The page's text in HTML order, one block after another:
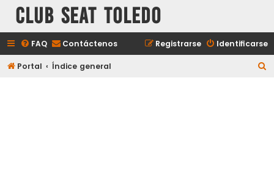
Club Seat Toledo
FAQ Contáctenos Identificarse
Registrarse
Portal Índice general